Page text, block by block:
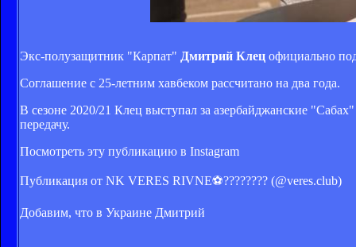
Экс-полузащитник "Карпат" Дмитрий Клец официально
Соглашение с 25-летним хавбеком рассчитано на два года.
В сезоне 2020/21 Клец выступал за азербайджанские
передачу.
Посмотреть эту публикацию в Instagram
Публикация от NK VERES RIVNE⚽️???????? (@veres.club)
Добавим, что в Украине Дмитрий